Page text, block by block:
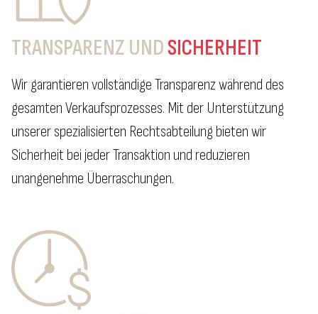
TRANSPARENZ UNDSICHERHEIT
Wir garantieren vollständige Transparenz während des
gesamten Verkaufsprozesses. Mit der Unterstützung
unserer spezialisierten Rechtsabteilung bieten wir
Sicherheit bei jeder Transaktion und reduzieren
unangenehme Überraschungen.